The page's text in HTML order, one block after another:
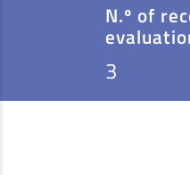
N.º of
3